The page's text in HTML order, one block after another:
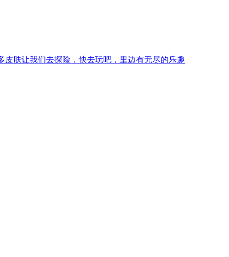
肤让我们去探险，快去玩吧，里边有无尽的乐趣